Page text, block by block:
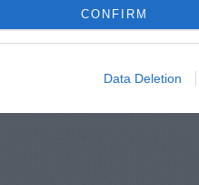
CONFIRM
Data Deletion